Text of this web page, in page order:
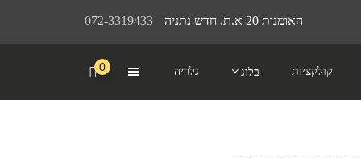
072-3319433 האומנות 20 א.ת. חדש נתניה
קולקציות בלוג גלריה 0